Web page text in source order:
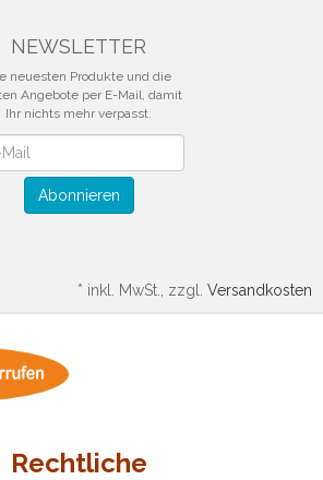
NEWSLETTER
neuesten Produkte und die
Angebote per E-Mail, damit
Ihr nichts mehr verpasst.
Abonnieren
* inkl. MwSt., zzgl. Versandkosten
Rechtliche